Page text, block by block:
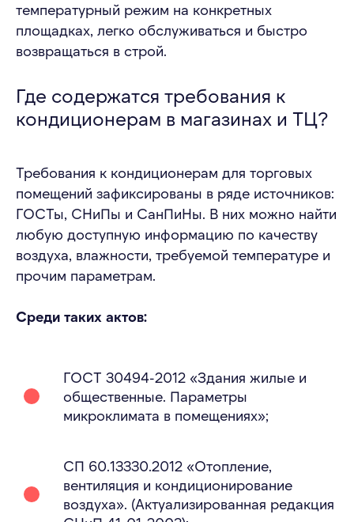
температурный режим на конкретных
площадках, легко обслуживаться и быстро
возвращаться в строй.
Где содержатся требования к
кондиционерам в магазинах и ТЦ?
Требования к кондиционерам для торговых
помещений зафиксированы в ряде источников:
ГОСТы, СНиПы и СанПиНы. В них можно найти
любую доступную информацию по качеству
воздуха, влажности, требуемой температуре и
прочим параметрам.
Среди таких актов:
ГОСТ 30494-2012 «Здания жилые и
общественные. Параметры
микроклимата в помещениях»;
СП 60.13330.2012 «Отопление,
вентиляция и кондиционирование
воздуха». (Актуализированная редакция